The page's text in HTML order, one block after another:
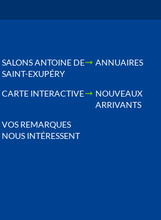
SALONS ANTOINE DE
SAINT-EXUPÉRY
ANNUAIRES
CARTE INTERACTIVE
NOUVEAUX
ARRIVANTS
VOS REMARQUES
NOUS INTÉRESSENT